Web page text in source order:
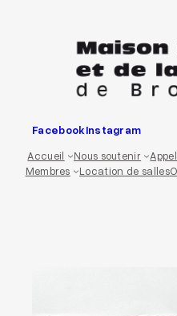
FacebookInstagram
Accueil
Nous soutenir
Membres
Location de salles